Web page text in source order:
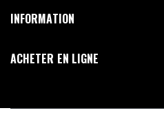
INFORMATION
ACHETER EN LIGNE